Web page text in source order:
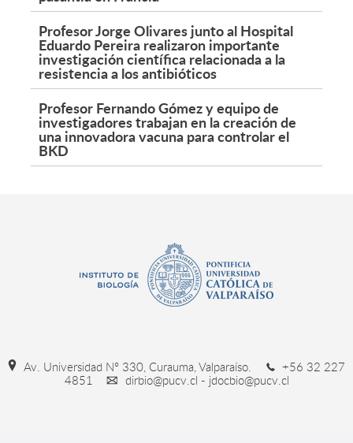
Profesor Jorge Olivares junto al Hospital
Eduardo Pereira realizaron importante
investigación científica relacionada a la
resistencia a los antibióticos
Profesor Fernando Gómez y equipo de
investigadores trabajan en la creación de
una innovadora vacuna para controlar el
BKD
Av. Universidad Nº 330, Curauma, Valparaíso.
+56 32 227
4851
dirbio@pucv.cl - jdocbio@pucv.cl